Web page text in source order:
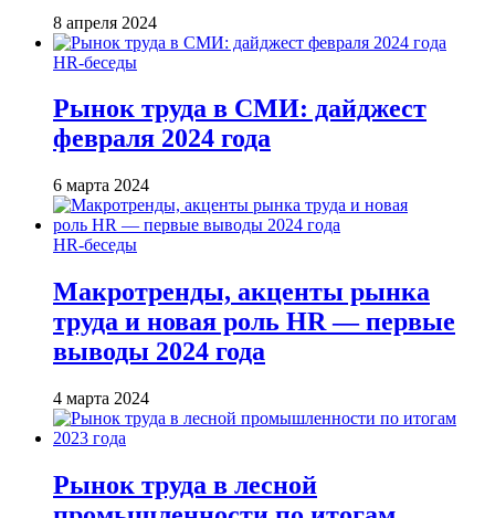
8 апреля 2024
HR-беседы
Рынок труда в СМИ: дайджест
февраля 2024 года
6 марта 2024
HR-беседы
Макротренды, акценты рынка
труда и новая роль HR — первые
выводы 2024 года
4 марта 2024
Рынок труда в лесной